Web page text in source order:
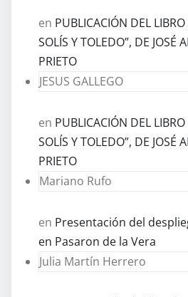
en PUBLICACIÓN DEL
SOLÍS Y TOLEDO”, DE JOSÉ
PRIETO
JESUS GALLEGO
en PUBLICACIÓN DEL
SOLÍS Y TOLEDO”, DE JOSÉ
PRIETO
Mariano Rufo
en Presentación del
en Pasaron de la Vera
Julia Martín Herrero